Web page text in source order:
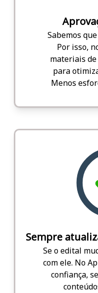
Sabemos
Por isso,
materiais
para
Menos
Sempre
Se o edital
com ele. No
confiança,